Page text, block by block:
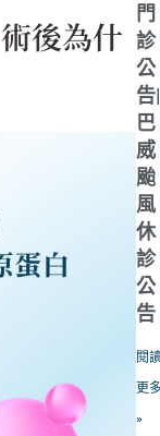
後為什
門
診
公
告|
巴
威
颱
風
休
診
公
告
閱
更
»